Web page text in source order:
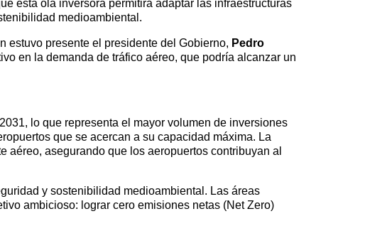
esta ola inversora permitirá adaptar las infraestructuras
medioambiental.
estuvo presente el presidente del Gobierno, Pedro
en la demanda de tráfico aéreo, que podría alcanzar un
lo que representa el mayor volumen de inversiones
que se acercan a su capacidad máxima. La
asegurando que los aeropuertos contribuyan al
y sostenibilidad medioambiental. Las áreas
ambicioso: lograr cero emisiones netas (Net Zero)